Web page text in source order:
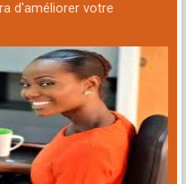
d'améliorer votre